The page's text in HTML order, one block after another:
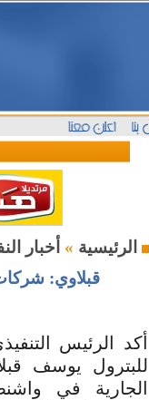
الرئيسية »
قبلاوي:
أكد الرئيس
للبترول يوسف
الجارية في